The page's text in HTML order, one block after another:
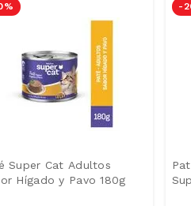
%
Super Cat Adultos
Hígado y Pavo 180g
-